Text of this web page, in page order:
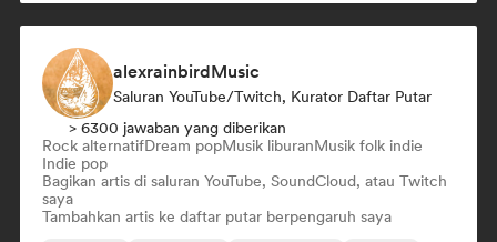
alexrainbirdMusic
Saluran YouTube/Twitch, Kurator Daftar Putar
> 6300 jawaban yang diberikan
Rock alternatifDream popMusik liburanMusik folk indie
Indie pop
Bagikan artis di saluran YouTube, SoundCloud, atau Twitch
saya
Tambahkan artis ke daftar putar berpengaruh saya